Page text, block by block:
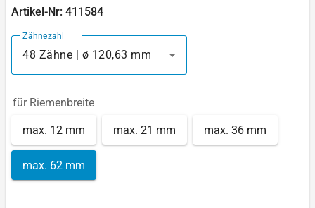
Artikel-Nr: 411584
Zähnezahl
48 Zähne | ø 120,63 mm
für Riemenbreite
max. 12 mm max. 21 mm max. 36 mm
max. 62 mm